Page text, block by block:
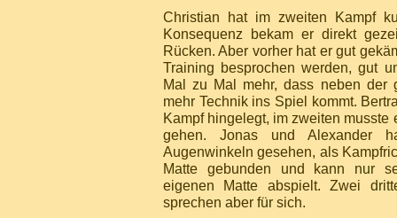
Christian hat im zweiten Kampf
Konsequenz bekam er direkt
Rücken. Aber vorher hat er gut
Training besprochen werden, gut
Mal zu Mal mehr, dass neben der
mehr Technik ins Spiel kommt.
Kampf hingelegt, im zweiten musste
gehen. Jonas und Alexander
Augenwinkeln gesehen, als
Matte gebunden und kann nur
eigenen Matte abspielt. Zwei
sprechen aber für sich.